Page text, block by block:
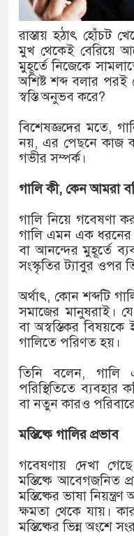
রাস্তায় হঠাৎ হোঁচট
মুখ থেকেই বেরিয়ে
মুহূর্তে নিজেকে
অশিষ্ট শব্দ বলার
স্বস্তি অনুভব করে?
বিশেষজ্ঞদের মতে,
নয়, এর পেছনে কাজ
গভীর সম্পর্ক।
গালি কী, কেন আমরা
গালি নিয়ে গবেষণা
গালি এমন এক ধরনের
বা আনন্দের মুহূর্তে
সংস্কৃতির ট্যাবুর ওপর
অর্থাৎ, কোন শব্দটি
সমাজের মানুষরাই।
বা অস্বস্তিকর
গালিতে পরিণত হয়।
তিনি বলেন, গালি
পরিস্থিতিতে ব্যবহার
বা নতুন কারও
মস্তিষ্কে গালির প্রভাব
গবেষণায় দেখা
মস্তিষ্কে আবেগজনিত
মস্তিষ্কের ভাষা
ক্ষমতা থেকে যায়।
মস্তিষ্কের ভিন্ন অংশে